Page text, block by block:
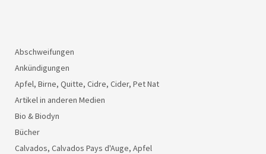
Abschweifungen
Ankündigungen
Apfel, Birne, Quitte, Cidre, Cider, Pet Nat
Artikel in anderen Medien
Bio & Biodyn
Bücher
Calvados, Calvados Pays d'Auge, Apfel